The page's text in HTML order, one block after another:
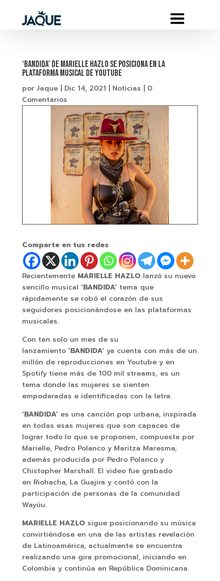
‘BANDIDA’ DE MARIELLE HAZLO SE POSICIONA EN LA
PLATAFORMA MUSICAL DE YOUTUBE
por Jaque| Dic 14, 2021 Noticias
0
Comentarios
Comparte en tus redes
Recientemente MARIELLE HAZLO lanzó su nuevo
sencillo musical ‘BANDIDA’tema que
rápidamente se robó el corazón de sus
seguidores posicionándose en las plataformas
musicales.
Con tan solo un mes de su
lanzamiento ‘BANDIDA’ya cuenta con más de un
millón de reproducciones en Youtube y en
Spotify tiene más de 100 mil streams, es un
tema donde las mujeres se sienten
empoderadas e identificadas con la letra.
‘BANDIDA’es una canción pop urbana, inspirada
en todas esas mujeres que son capaces de
lograr todo lo que se proponen, compuesta por
Marielle, Pedro Polanco y Maritza Maresma,
además producida por Pedro Polanco y
Chistopher Marshall. El video fue grabado
en Riohacha, La Guajira y contó con la
participación de personas de la comunidad
Wayúu.
MARIELLE HAZLO sigue posicionando su música
convirtiéndose en una de las artistas revelación
de Latinoamérica, actualmente se encuentra
realizando una gira promocional, iniciando en
Colombia y continúa en República Dominicana.